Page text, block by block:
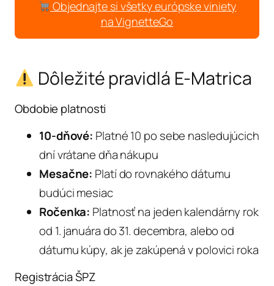
Objednajte si všetky európske viniety
na VignetteGo
Dôležité pravidlá E-Matrica
Obdobie platnosti
10-dňové: Platné 10 po sebe nasledujúcich
dní vrátane dňa nákupu
Mesačne: Platí do rovnakého dátumu
budúci mesiac
Ročenka: Platnosť na jeden kalendárny rok
od 1. januára do 31. decembra, alebo od
dátumu kúpy, ak je zakúpená v polovici roka
Registrácia ŠPZ